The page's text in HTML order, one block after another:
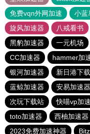
免费vqn外网加速
小蓝
旋风加速器
八戒看书
黑豹加速器
一元机场
CC加速器
hammer加
银河加速器
新日港下
蓝鲸加速器
安易加速器
次玩下载站
快喵vp加
toto加速器
西柚加速器
2023免费加速神器